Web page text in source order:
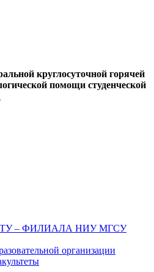
круглосуточной горячей
помощи студенческой
– ФИЛИАЛА НИУ МГСУ
организации